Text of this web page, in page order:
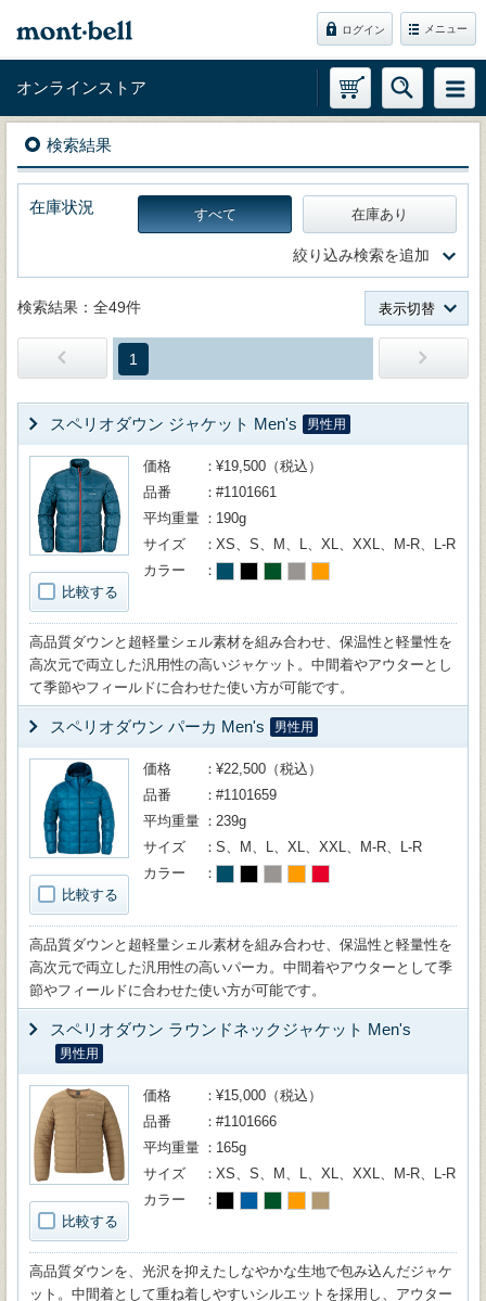
ログイン メニュー
オンラインストア
検索結果
在庫状況 すべて 在庫あり
絞り込み検索を追加
検索結果：全49件 表示切替
1
スペリオダウン ジャケット Men's 男性用
比較する
価格
¥19,500（税込）
品番
#1101661
平均重量
190g
サイズ
XS、S、M、L、XL、XXL、M-R、L-R
カラー
高品質ダウンと超軽量シェル素材を組み合わせ、保温性と軽量性を
高次元で両立した汎用性の高いジャケット。中間着やアウターとし
て季節やフィールドに合わせた使い方が可能です。
スペリオダウン パーカ Men's 男性用
比較する
価格
¥22,500（税込）
品番
#1101659
平均重量
239g
サイズ
S、M、L、XL、XXL、M-R、L-R
カラー
高品質ダウンと超軽量シェル素材を組み合わせ、保温性と軽量性を
高次元で両立した汎用性の高いパーカ。中間着やアウターとして季
節やフィールドに合わせた使い方が可能です。
スペリオダウン ラウンドネックジャケット Men's
男性用
比較する
価格
¥15,000（税込）
品番
#1101666
平均重量
165g
サイズ
XS、S、M、L、XL、XXL、M-R、L-R
カラー
高品質ダウンを、光沢を抑えたしなやかな生地で包み込んだジャケ
ット。中間着として重ね着しやすいシルエットを採用し、アウター